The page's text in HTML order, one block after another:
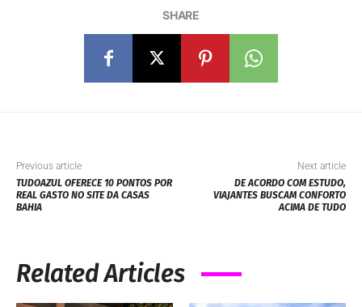
SHARE
Previous article
TUDOAZUL OFERECE 10 PONTOS POR
REAL GASTO NO SITE DA CASAS
BAHIA
Next article
DE ACORDO COM ESTUDO,
VIAJANTES BUSCAM CONFORTO
ACIMA DE TUDO
Related Articles